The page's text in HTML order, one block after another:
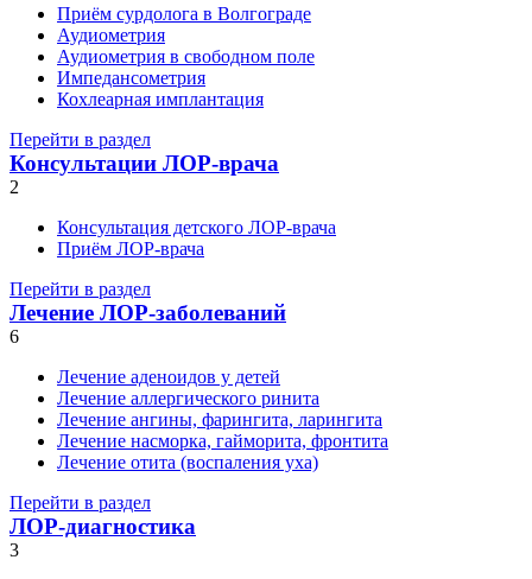
Приём сурдолога в Волгограде
Аудиометрия
Аудиометрия в свободном поле
Импедансометрия
Кохлеарная имплантация
Перейти в раздел
Консультации ЛОР-врача
2
Консультация детского ЛОР-врача
Приём ЛОР-врача
Перейти в раздел
Лечение ЛОР-заболеваний
6
Лечение аденоидов у детей
Лечение аллергического ринита
Лечение ангины, фарингита, ларингита
Лечение насморка, гайморита, фронтита
Лечение отита (воспаления уха)
Перейти в раздел
ЛОР-диагностика
3